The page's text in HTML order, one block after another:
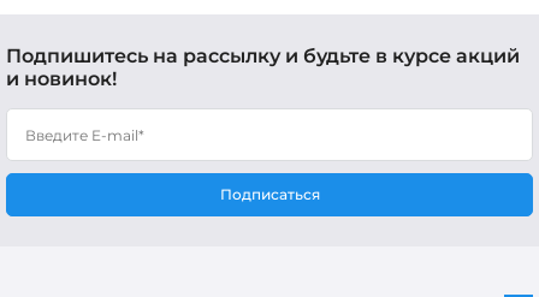
Подпишитесь на рассылку и будьте в курсе акций
и новинок!
Подписаться